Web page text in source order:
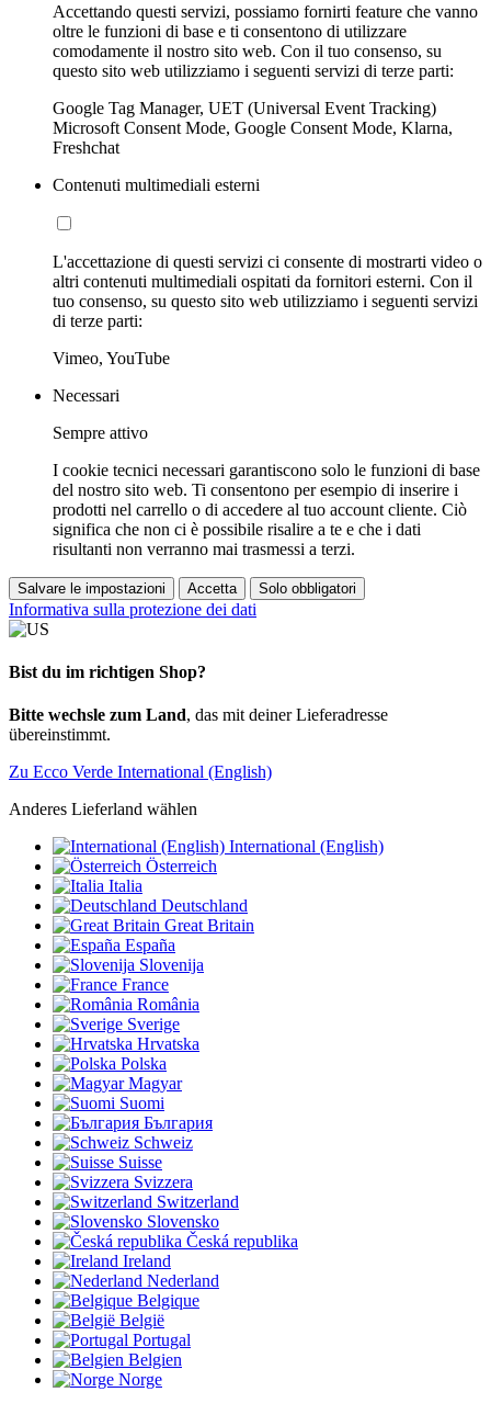
Accettando questi servizi, possiamo fornirti feature che vanno
oltre le funzioni di base e ti consentono di utilizzare
comodamente il nostro sito web. Con il tuo consenso, su
questo sito web utilizziamo i seguenti servizi di terze parti:
Google Tag Manager, UET (Universal Event Tracking)
Microsoft Consent Mode, Google Consent Mode, Klarna,
Freshchat
Contenuti multimediali esterni
L'accettazione di questi servizi ci consente di mostrarti video o
altri contenuti multimediali ospitati da fornitori esterni. Con il
tuo consenso, su questo sito web utilizziamo i seguenti servizi
di terze parti:
Vimeo, YouTube
Necessari
Sempre attivo
I cookie tecnici necessari garantiscono solo le funzioni di base
del nostro sito web. Ti consentono per esempio di inserire i
prodotti nel carrello o di accedere al tuo account cliente. Ciò
significa che non ci è possibile risalire a te e che i dati
risultanti non verranno mai trasmessi a terzi.
Salvare le impostazioni Accetta Solo obbligatori
Informativa sulla protezione dei dati
Bist du im richtigen Shop?
Bitte wechsle zum Land, das mit deiner Lieferadresse
übereinstimmt.
Zu Ecco Verde International (English)
Anderes Lieferland wählen
International (English)
Österreich
Italia
Deutschland
Great Britain
España
Slovenija
France
România
Sverige
Hrvatska
Polska
Magyar
Suomi
България
Schweiz
Suisse
Svizzera
Switzerland
Slovensko
Česká republika
Ireland
Nederland
Belgique
België
Portugal
Belgien
Norge